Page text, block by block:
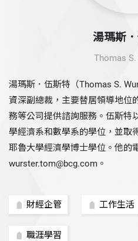
湯瑪斯
Thomas
湯瑪斯．伍斯特（Thomas S.
資深副總裁，主要替居領導地位
務等公司提供諮詢服務。伍斯特
學經濟系和數學系的學位，並取
耶魯大學經濟學博士學位。他的
wurster.tom@bcg.com。
財經企管 工作生活
職涯學習